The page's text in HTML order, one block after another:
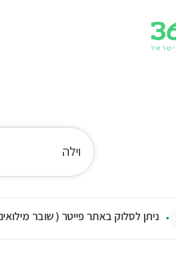
וילה
ניתן לסלוק באתר פייטר ( שובר